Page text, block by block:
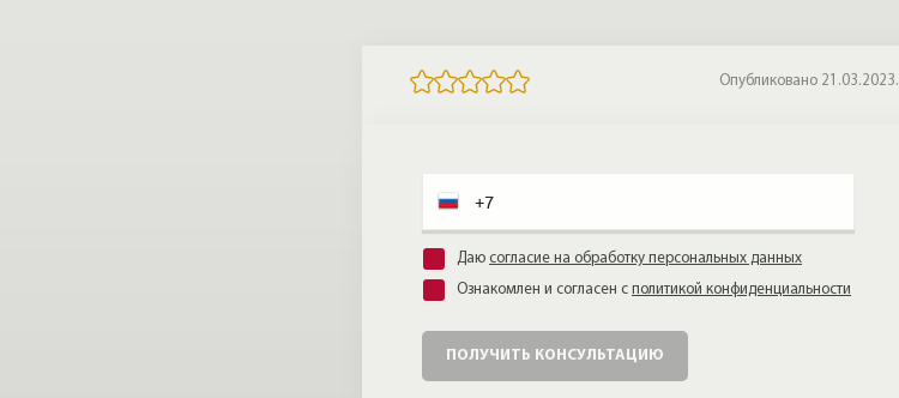
Опубликовано 21.03.2023.
Даю согласие на обработку персональных данных
Ознакомлен и согласен с политикой конфиденциальности
ПОЛУЧИТЬ КОНСУЛЬТАЦИЮ